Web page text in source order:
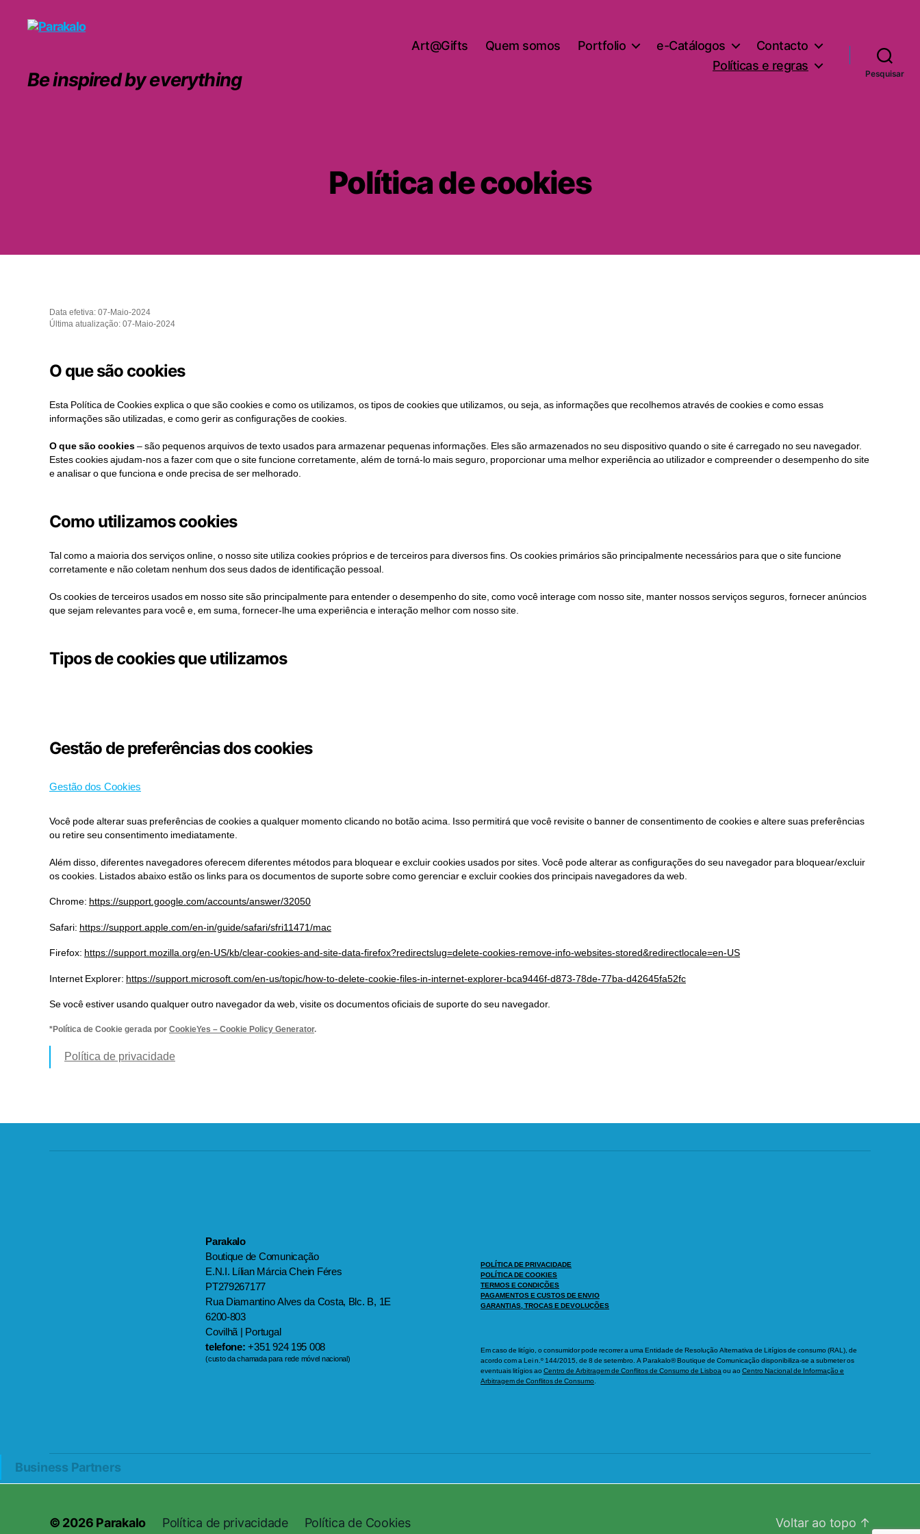
Be inspired by everything
Art@Gifts Quem somos Portfolio e-Catálogos
Contacto
Políticas e regras
Pesquisar
Política de cookies
Data efetiva: 07-Maio-2024
Última atualização: 07-Maio-2024
O que são cookies
Esta Política de Cookies explica o que são cookies e como os utilizamos, os tipos de cookies que utilizamos, ou seja, as informações que recolhemos através de cookies e como essas
informações são utilizadas, e como gerir as configurações de cookies.
O que são cookies– são pequenos arquivos de texto usados ​​para armazenar pequenas informações. Eles são armazenados no seu dispositivo quando o site é carregado no seu navegador.
Estes cookies ajudam-nos a fazer com que o site funcione corretamente, além de torná-lo mais seguro, proporcionar uma melhor experiência ao utilizador e compreender o desempenho do site
e analisar o que funciona e onde precisa de ser melhorado.
Como utilizamos cookies
Tal como a maioria dos serviços online, o nosso site utiliza cookies próprios e de terceiros para diversos fins. Os cookies primários são principalmente necessários para que o site funcione
corretamente e não coletam nenhum dos seus dados de identificação pessoal.
Os cookies de terceiros usados ​​em nosso site são principalmente para entender o desempenho do site, como você interage com nosso site, manter nossos serviços seguros, fornecer anúncios
que sejam relevantes para você e, em suma, fornecer-lhe uma experiência e interação melhor com nosso site.
Tipos de cookies que utilizamos
Gestão de preferências dos cookies
Gestão dos Cookies
Você pode alterar suas preferências de cookies a qualquer momento clicando no botão acima. Isso permitirá que você revisite o banner de consentimento de cookies e altere suas preferências
ou retire seu consentimento imediatamente.
Além disso, diferentes navegadores oferecem diferentes métodos para bloquear e excluir cookies usados ​​por sites. Você pode alterar as configurações do seu navegador para bloquear/excluir
os cookies. Listados abaixo estão os links para os documentos de suporte sobre como gerenciar e excluir cookies dos principais navegadores da web.
Chrome: https://support.google.com/accounts/answer/32050
Safari: https://support.apple.com/en-in/guide/safari/sfri11471/mac
Firefox: https://support.mozilla.org/en-US/kb/clear-cookies-and-site-data-firefox?redirectslug=delete-cookies-remove-info-websites-stored&redirectlocale=en-US
Internet Explorer: https://support.microsoft.com/en-us/topic/how-to-delete-cookie-files-in-internet-explorer-bca9446f-d873-78de-77ba-d42645fa52fc
Se você estiver usando qualquer outro navegador da web, visite os documentos oficiais de suporte do seu navegador.
*Política de Cookie gerada por CookieYes – Cookie Policy Generator.
Política de privacidade
Parakalo
Boutique de Comunicação
E.N.I. Lílian Márcia Chein Féres
PT279267177
Rua Diamantino Alves da Costa, Blc. B, 1E
6200-803
Covilhã | Portugal
telefone: +351 924 195 008
(custo da chamada para rede móvel nacional)
POLÍTICA DE PRIVACIDADE
POLÍTICA DE COOKIES
TERMOS E CONDIÇÕES
PAGAMENTOS E CUSTOS DE ENVIO
GARANTIAS, TROCAS E DEVOLUÇÕES
Em caso de litígio, o consumidor pode recorrer a uma Entidade de Resolução Alternativa de Litígios de consumo (RAL), de
acordo com a Lei n.º 144/2015, de 8 de setembro. A Parakalo® Boutique de Comunicação disponibiliza-se a submeter os
eventuais litígios ao Centro de Arbitragem de Conflitos de Consumo de Lisboaou ao Centro Nacional de Informação e
Arbitragem de Conflitos de Consumo.
Business Partners
© 2026 Parakalo Política de privacidade Política de Cookies Voltar ao topo ↑